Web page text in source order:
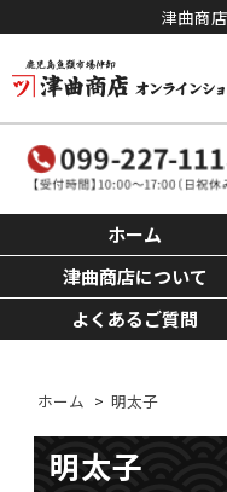
津曲商
ホーム
津曲商店について
よくあるご質問
ホーム > 明太子
明太子